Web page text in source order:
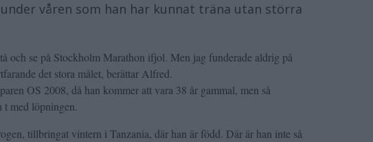
våren som han har kunnat träna utan störra
och se på Stockholm Marathon ifjol. Men jag funderade aldrig på
det stora målet, berättar Alfred.
OS 2008, då han kommer att vara 38 år gammal, men så
t med löpningen.
tillbringat vintern i Tanzania, där han är född. Där är han inte så